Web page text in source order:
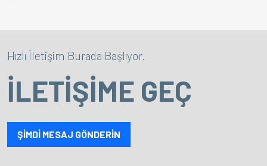
Hızlı İletişim Burada Başlıyor.
İLETİŞİME GEÇ
ŞİMDİ MESAJ GÖNDERİN